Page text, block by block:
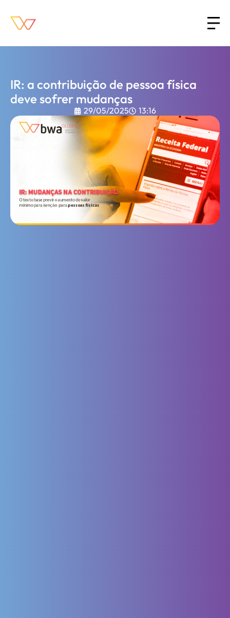
IR: a contribuição de pessoa física
deve sofrer mudanças
29/05/2025 13:16